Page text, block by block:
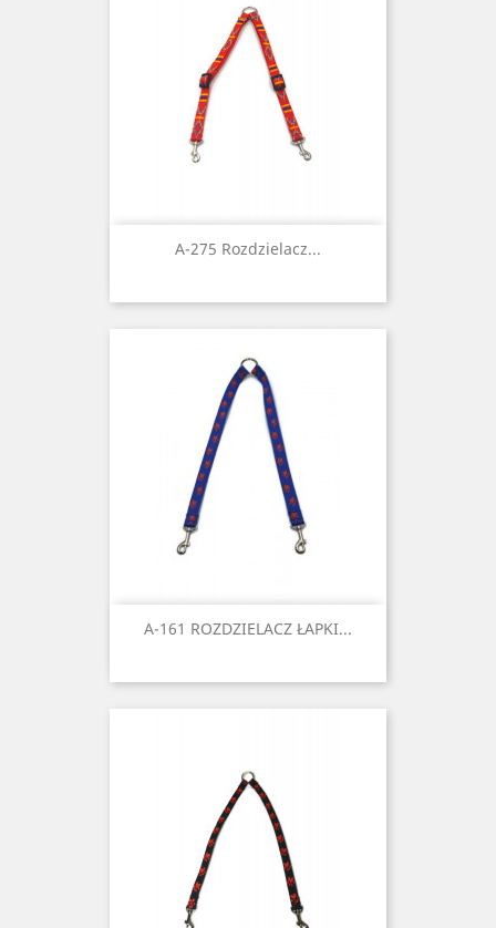
A-275 Rozdzielacz...
A-161 ROZDZIELACZ ŁAPKI...